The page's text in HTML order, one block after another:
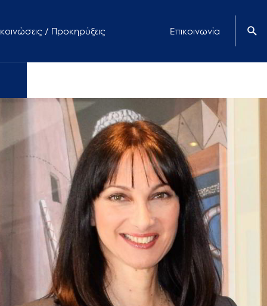
/ Προκηρύξεις Επικοινωνία